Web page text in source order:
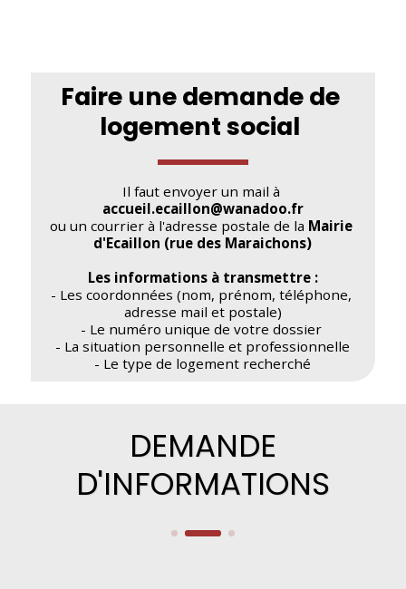
Faire une demande de
logement social
accueil.ecaillon@wanadoo.fr
ou un courrier à l'adresse postale de la Mairie
d'Ecaillon (rue des Maraichons)
Les informations à transmettre :
- Les coordonnées (nom, prénom, téléphone,
adresse mail et postale)
- Le numéro unique de votre dossier
- La situation personnelle et professionnelle
- Le type de logement recherché
DEMANDE
D'INFORMATIONS